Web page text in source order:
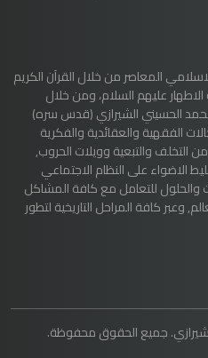
المعاصر من خلال القرآن الكريم
عليهم السلام، ومن خلال
الحسيني الشيرازي (قدس سره)
الفقهية والعقائدية والفكرية
التخلف والتبعية وويلات الحروب,
الاضواء على النظام الاجتماعي
للتعامل مع كافة المشاكل
كافة المراحل التاريخية لتطور